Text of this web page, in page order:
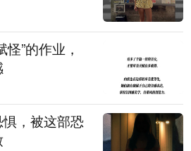
”的作业，
，被这部恐